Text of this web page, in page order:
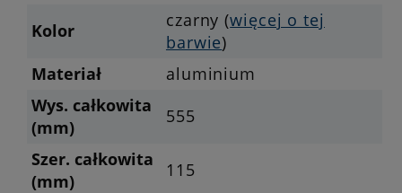
Kolor czarny (więcej o tej
barwie)
Materiał
aluminium
Wys. całkowita
(mm)
555
Szer. całkowita
(mm)
115